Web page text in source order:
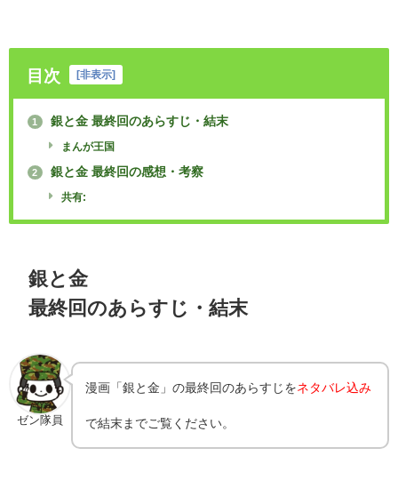
目次 [非表示]
1 銀と金 最終回のあらすじ・結末
まんが王国
2 銀と金 最終回の感想・考察
共有:
銀と金
最終回のあらすじ・結末
ゼン隊員
漫画「銀と金」の最終回のあらすじをネタバレ込み
で結末までご覧ください。